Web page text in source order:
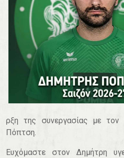
ρξη της συνεργασίας με τον
Πόπτση.
Ευχόμαστε στον Δημήτρη